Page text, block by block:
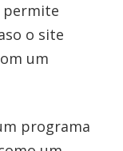
permite
o site
um
programa